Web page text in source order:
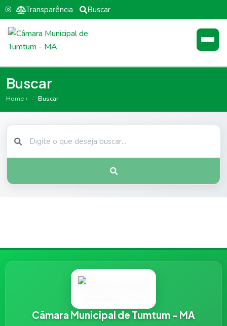
Transparência Buscar
Buscar
Home Buscar
Câmara Municipal de Tumtum - MA